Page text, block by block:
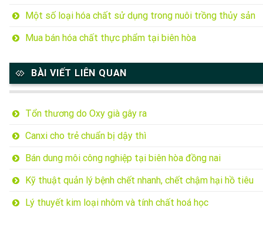
Một số loại hóa chất sử dụng trong nuôi trồng thủy sản
Mua bán hóa chất thực phẩm tại biên hòa
BÀI VIẾT LIÊN QUAN
Tổn thương do Oxy già gây ra
Canxi cho trẻ chuẩn bị dậy thì
Bán dung môi công nghiệp tại biên hòa đồng nai
Kỹ thuật quản lý bệnh chết nhanh, chết chậm hại hồ tiêu
Lý thuyết kim loại nhôm và tính chất hoá học